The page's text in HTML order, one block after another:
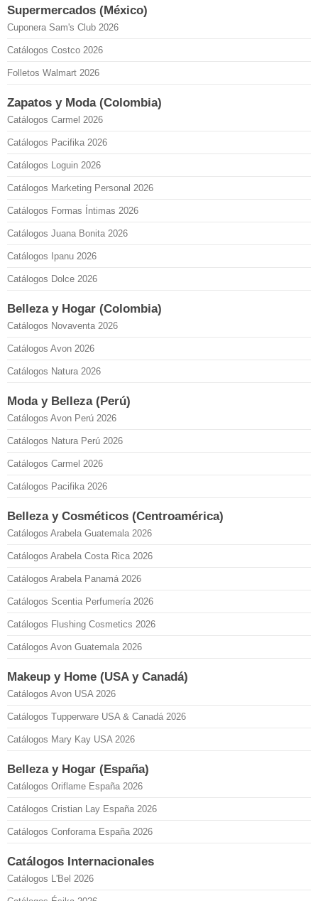
Supermercados (México)
Cuponera Sam's Club 2026
Catálogos Costco 2026
Folletos Walmart 2026
Zapatos y Moda (Colombia)
Catálogos Carmel 2026
Catálogos Pacifika 2026
Catálogos Loguin 2026
Catálogos Marketing Personal 2026
Catálogos Formas Íntimas 2026
Catálogos Juana Bonita 2026
Catálogos Ipanu 2026
Catálogos Dolce 2026
Belleza y Hogar (Colombia)
Catálogos Novaventa 2026
Catálogos Avon 2026
Catálogos Natura 2026
Moda y Belleza (Perú)
Catálogos Avon Perú 2026
Catálogos Natura Perú 2026
Catálogos Carmel 2026
Catálogos Pacifika 2026
Belleza y Cosméticos (Centroamérica)
Catálogos Arabela Guatemala 2026
Catálogos Arabela Costa Rica 2026
Catálogos Arabela Panamá 2026
Catálogos Scentia Perfumería 2026
Catálogos Flushing Cosmetics 2026
Catálogos Avon Guatemala 2026
Makeup y Home (USA y Canadá)
Catálogos Avon USA 2026
Catálogos Tupperware USA & Canadá 2026
Catálogos Mary Kay USA 2026
Belleza y Hogar (España)
Catálogos Oriflame España 2026
Catálogos Cristian Lay España 2026
Catálogos Conforama España 2026
Catálogos Internacionales
Catálogos L'Bel 2026